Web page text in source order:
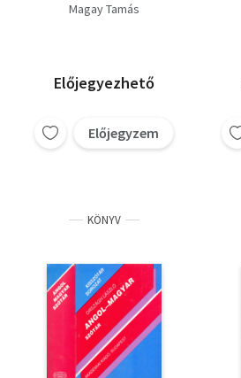
Magay Tamás
Előjegyezhető
Előjegyzem
KÖNYV